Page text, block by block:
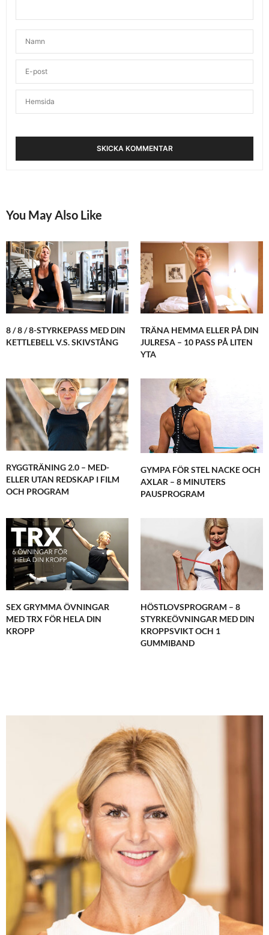
You May Also Like
8 / 8 / 8-STYRKEPASS MED DIN
KETTLEBELL V.S. SKIVSTÅNG
TRÄNA HEMMA ELLER PÅ DIN
JULRESA – 10 PASS PÅ LITEN
YTA
RYGGTRÄNING 2.0 – MED-
ELLER UTAN REDSKAP I FILM
OCH PROGRAM
GYMPA FÖR STEL NACKE OCH
AXLAR – 8 MINUTERS
PAUSPROGRAM
SEX GRYMMA ÖVNINGAR
MED TRX FÖR HELA DIN
KROPP
HÖSTLOVSPROGRAM – 8
STYRKEÖVNINGAR MED DIN
KROPPSVIKT OCH 1
GUMMIBAND